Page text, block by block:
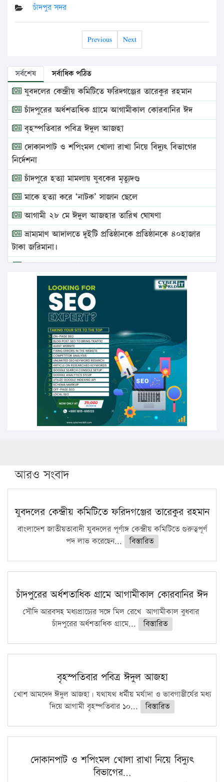
চাঁদপুর সদর
Previous Next
সর্বশেষ সর্বাধিক পঠিত
যুবদলের কেন্দ্রীয় কমিটিতে ফরিদগঞ্জের তারেকুর রহমান
চাঁদপুরের অর্ধশতাধিক গ্রামে আগামীকাল কোরবানির ঈদ
বৃহস্পতিবার পবিত্র ঈদুল আজহা
দোকানপাট ও শপিংমল খোলা রাখা নিয়ে বিদ্যুৎ বিভাগের
নির্দেশনা
চাঁদপুরে হত্যা মামলায় যুবকের মৃত্যুদণ্ড
মাকে হত্যা করে ‘নাটক’ সাজান ছেলে
আগামী ২৮ মে ঈদুল আজহার তারিখ ঘোষণা
ভ্রাম্যমাণ আদালতে দুইটি প্রতিষ্ঠানকে প্রতিষ্ঠানকে ৪০হাজার
টাকা জরিমানা।
এবার লঞ্চের ভাড়া বাড়ল
১৭ থেকে ২১ শতাংশ বিদ্যুতের দাম বাড়ানোর প্রস্তাব পিডিবির
১৬ মে চাঁদপুর ও ২৫ মে ফেনী সফরে যাবেন প্রধানমন্ত্রী
উচ্চশিক্ষায় গৌরবময় অর্জন: পূর্ণ স্কলারশিপে যুক্তরাষ্ট্রে
পিএইচডি করছেন কুয়েটের কৃতি…
সারা দেশে বজ্রাঘাতে ১৪ জনের প্রাণহানি
কঠোর হচ্ছে এসএসসি ও এইচএসসি পরীক্ষা
ফরিদগঞ্জে আগুনে পুড়লো ৬ ব্যবসা প্রতিষ্ঠান
আরও সংবাদ
যুবদলের কেন্দ্রীয় কমিটিতে ফরিদগঞ্জের তারেকুর রহমান
বাংলাদেশ জাতীয়তাবাদী যুবদলের পূর্ণাঙ্গ কেন্দ্রীয় কমিটিতে গুরুত্বপূর্ণ
পদ লাভ করেছেন...
বিস্তারিত
চাঁদপুরের অর্ধশতাধিক গ্রামে আগামীকাল কোরবানির ঈদ
সৌদি আরবসহ মধ্যপ্রাচ্যের সঙ্গে মিল রেখে আগামীকাল বুধবার
চাঁদপুরের অর্ধশতাধিক গ্রামে...
বিস্তারিত
বৃহস্পতিবার পবিত্র ঈদুল আজহা
খোশ আমদেদ ঈদুল আজহা। যথাযথ ধর্মীয় মর্যাদা ও ভাবগাম্ভীর্যের মধ্য
দিয়ে আগামী বৃহস্পতিবার ১০...
বিস্তারিত
দোকানপাট ও শপিংমল খোলা রাখা নিয়ে বিদ্যুৎ
বিভাগের…